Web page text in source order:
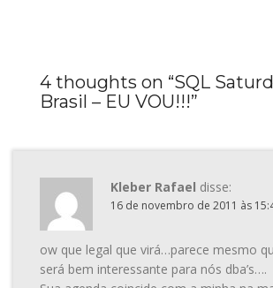
4 thoughts on “SQL
Brasil – EU VOU!!!”
Kleber Rafael disse:
16 de novembro de 2011 às
ow que legal que virá…parece mesmo
será bem interessante para nós dba’s….